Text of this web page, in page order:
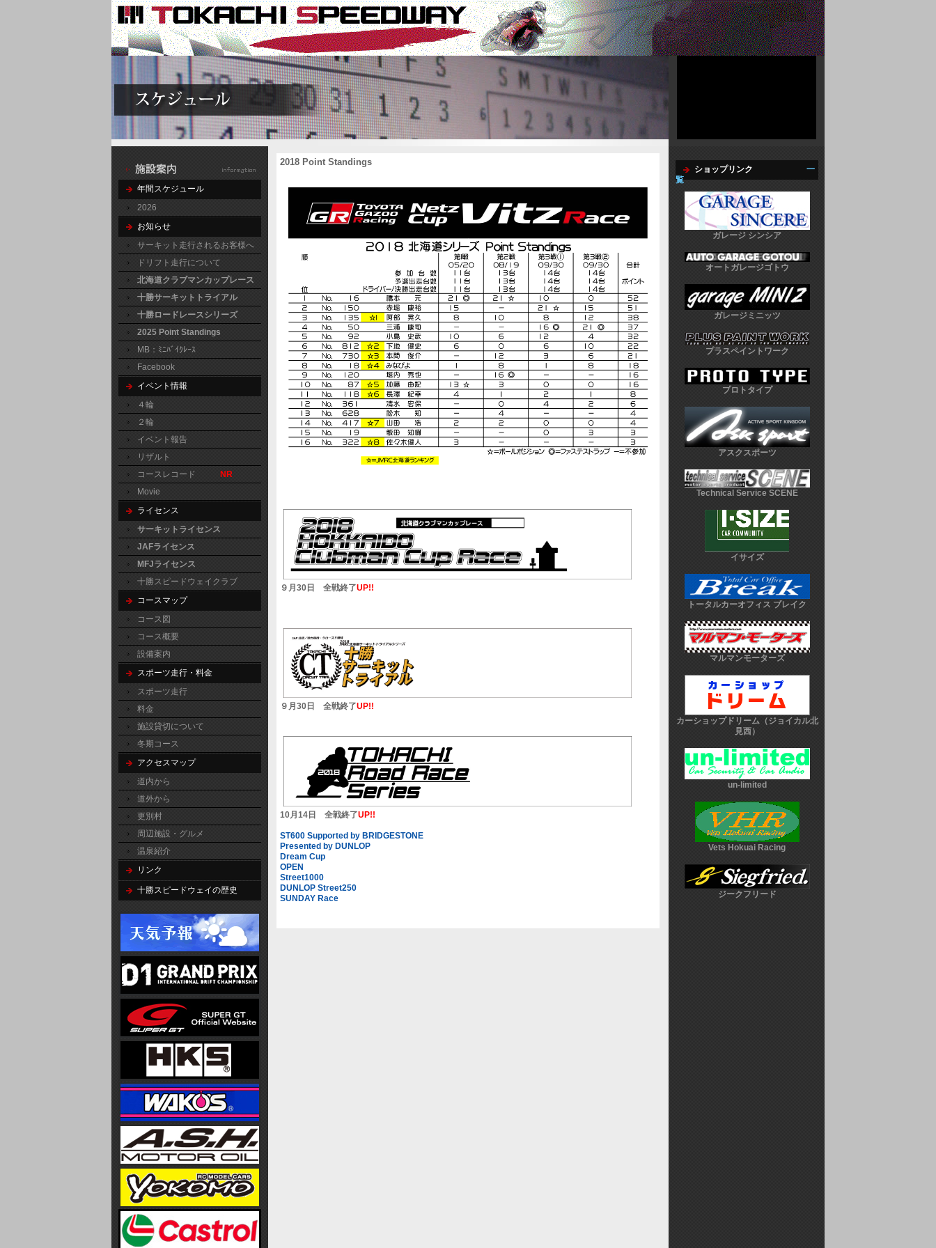
年間スケジュール
2026
お知らせ
サーキット走行されるお客様へ
ドリフト走行について
北海道クラブマンカップレース
十勝サーキットトライアル
十勝ロードレースシリーズ
2025 Point Standings
MB：ﾐﾆﾊﾞｲｸﾚｰｽ
Facebook
イベント情報
４輪
２輪
イベント報告
リザルト
コースレコード
NR
Movie
ライセンス
サーキットライセンス
JAFライセンス
MFJライセンス
十勝スピードウェイクラブ
コースマップ
コース図
コース概要
設備案内
スポーツ走行・料金
スポーツ走行
料金
施設貸切について
冬期コース
アクセスマップ
道内から
道外から
更別村
周辺施設・グルメ
温泉紹介
リンク
十勝スピードウェイの歴史
2018 Point Standings
９月30日 全戦終了UP!!
９月30日 全戦終了UP!!
10月14日 全戦終了UP!!
ST600 Supported by BRIDGESTONE
Presented by DUNLOP
Dream Cup
OPEN
Street1000
DUNLOP Street250
SUNDAY Race
ショップリンク
一
覧
ガレージ シンシア
オートガレージゴトウ
ガレージミニッツ
プラスペイントワーク
プロトタイプ
アスクスポーツ
Technical Service SCENE
イサイズ
トータルカーオフィス ブレイク
マルマンモーターズ
カーショップドリーム（ジョイカル北
見西）
un-limited
Vets Hokuai Racing
ジークフリード